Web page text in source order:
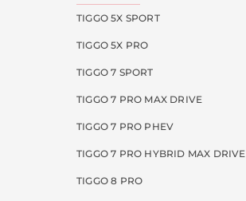
TIGGO 5X SPORT
TIGGO 5X PRO
TIGGO 7 SPORT
TIGGO 7 PRO MAX DRIVE
TIGGO 7 PRO PHEV
TIGGO 7 PRO HYBRID MAX DRIVE
TIGGO 8 PRO